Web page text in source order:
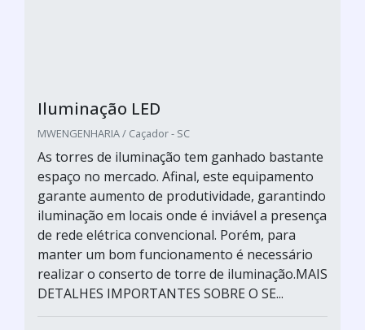
Iluminação LED
MWENGENHARIA / Caçador - SC
As torres de iluminação tem ganhado bastante
espaço no mercado. Afinal, este equipamento
garante aumento de produtividade, garantindo
iluminação em locais onde é inviável a presença
de rede elétrica convencional. Porém, para
manter um bom funcionamento é necessário
realizar o conserto de torre de iluminação.MAIS
DETALHES IMPORTANTES SOBRE O SE...